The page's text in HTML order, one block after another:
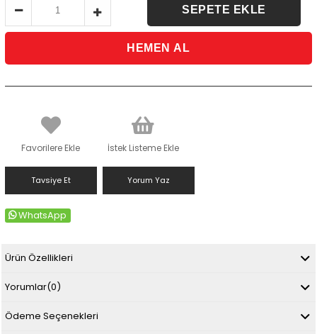
Favorilere Ekle İstek Listeme Ekle
Tavsiye Et Yorum Yaz
WhatsApp
Ürün Özellikleri
Yorumlar(0)
Ödeme Seçenekleri